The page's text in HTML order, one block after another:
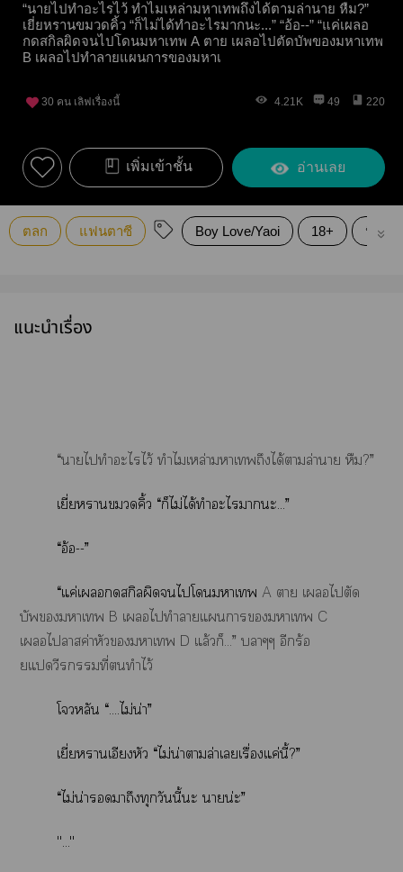
“นายไปทำอะไรไว้ ทำไมเหล่ามหาเทพถึงได้ตามล่านาย หืม?”
เยี่ยหรานขมวดคิ้ว “ก็ไม่ได้ทำอะไรมากนะ...” “อ้อ--” “แค่เผลอ
กดสกิลผิดจนไปโดนมหาเทพ A ตาย เผลอไปตัดบัพของมหาเทพ
B เผลอไปทำลายแผนการของมหาเ
30 คน เลิฟเรื่องนี้ 4.21K 49 220
เพิ่มเข้าชั้น อ่านเลย
ตลก แฟนตาซี Boy Love/Yaoi 18+ นิยาย
แนะนำเรื่อง
“าไทำะไไว้ ทำไมเหล่าาเถึงได้าล่านาย หืม?”
เยี่ยามวดคิ้ว “ก็ไม่ได้ทำะไาะ...”
“อ้อ--”
“แค่เสกิลผิดไโาเ A า เไตัด
บัพาเ B เไทำาแาราเ C
เไาสค่าหัวาเ D แล้วก็...” บาๆๆ อีกร้อ
ยแวีรกรรมที่ทำไว้
โจวหลัน “....ไม่น่า”
เยี่ยานเอียงหัว “ไม่น่าาล่าเเรื่องแค่นี้?”
“ไม่น่าาถึงทุกวันนี้ะ าน่ะ”
"..."